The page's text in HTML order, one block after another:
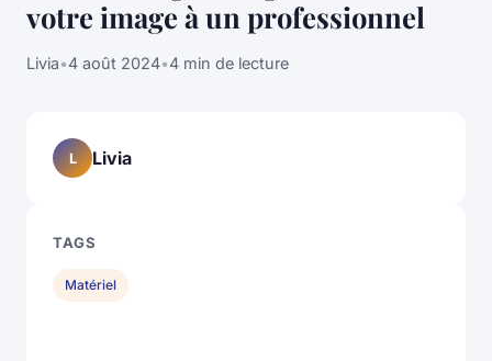
votre image à un professionnel
Livia•4 août 2024•4 min de lecture
L Livia
TAGS
Matériel